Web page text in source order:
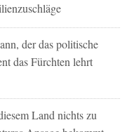
der das politische
das Fürchten lehrt
Land nichts zu